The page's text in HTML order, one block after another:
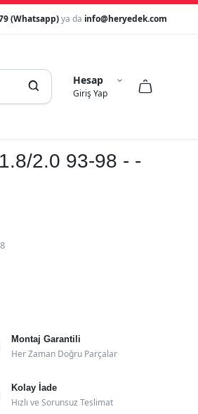
(Whatsapp)ya da info@heryedek.com
 Hesap
Giriş Yap
 
2.0 93-98 - -
Montaj Garantili
Her Zaman Doğru Parçalar
Kolay İade
Hızlı ve Sorunsuz Teslimat